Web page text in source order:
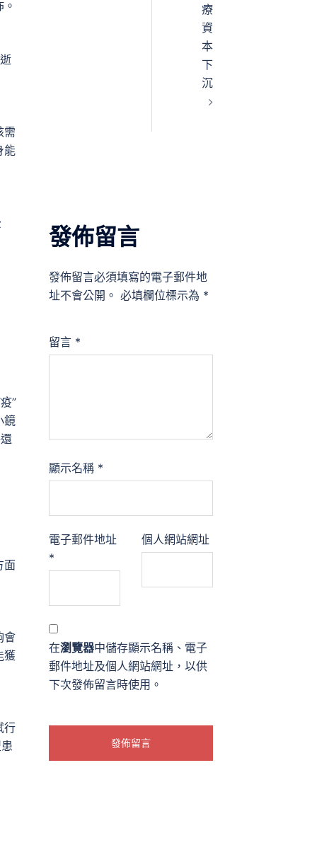
需
能
”
鏡
面
會
獲
行
療
資
本
下
沉
發佈留言
發佈留言必須填寫的電子郵件地
址不會公開。 必填欄位標示為 *
留言 *
顯示名稱 *
電子郵件地址
*
個人網站網址
在瀏覽器中儲存顯示名稱、電子
郵件地址及個人網站網址，以供
下次發佈留言時使用。